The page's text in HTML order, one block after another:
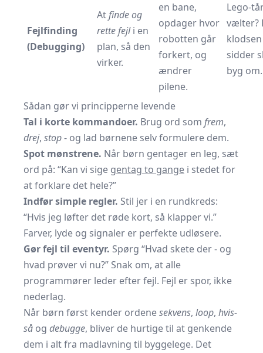
Fejlfinding
(Debugging)
Atfinde og
rette fejli en
plan, så den
virker.
en bane,
opdager hvor
robotten går
forkert, og
ændrer
pilene.
Lego-
vælter?
sidder
byg om.
Sådan gør vi principperne levende
Tal i korte kommandoer. Brug ord som frem,
drej, stop- og lad børnene selv formulere dem.
Spot mønstrene. Når børn gentager en leg, sæt
ord på: “Kan vi sige gentag to gange i stedet for
at forklare det hele?”
Indfør simple regler. Stil jer i en rundkreds:
“Hvis jeg løfter det røde kort, så klapper vi.”
Farver, lyde og signaler er perfekte udløsere.
Gør fejl til eventyr. Spørg “Hvad skete der - og
hvad prøver vi nu?” Snak om, at alle
programmører leder efter fejl. Fejl er spor, ikke
nederlag.
Når børn først kender ordenesekvens, loop, hvis-
så og debugge, bliver de hurtige til at genkende
dem i alt fra madlavning til byggelege. Det